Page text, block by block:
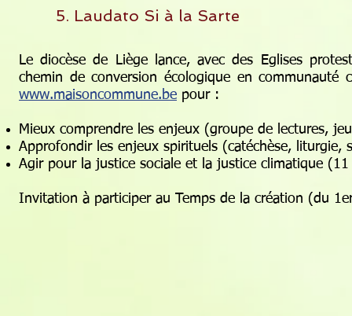
5. Laudato Si à la Sarte
Le diocèse de Liège lance, avec des Eglises
chemin de conversion écologique en
www.maisoncommune.be pour :
Mieux comprendre les enjeux (groupe de lectures,
Approfondir les enjeux spirituels (catéchèse,
Agir pour la justice sociale et la justice climatique
Invitation à participer au Temps de la création (du